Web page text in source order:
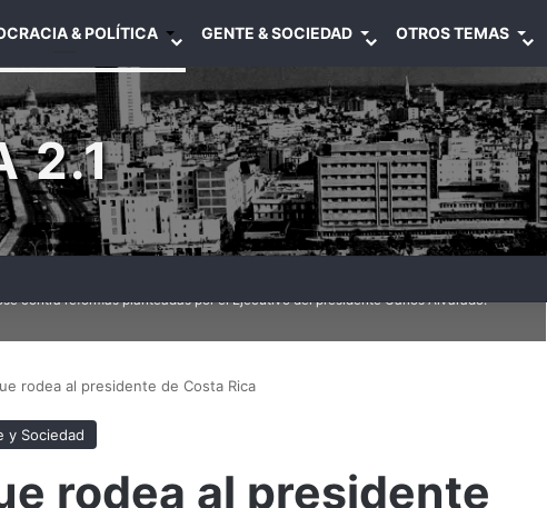
& POLÍTICA GENTE & SOCIEDAD OTROS TEMAS
2.1
contra reformas planteadas por el Ejecutivo del presidente Carlos Alvarado.
rodea al presidente de Costa Rica
y Sociedad
rodea al presidente